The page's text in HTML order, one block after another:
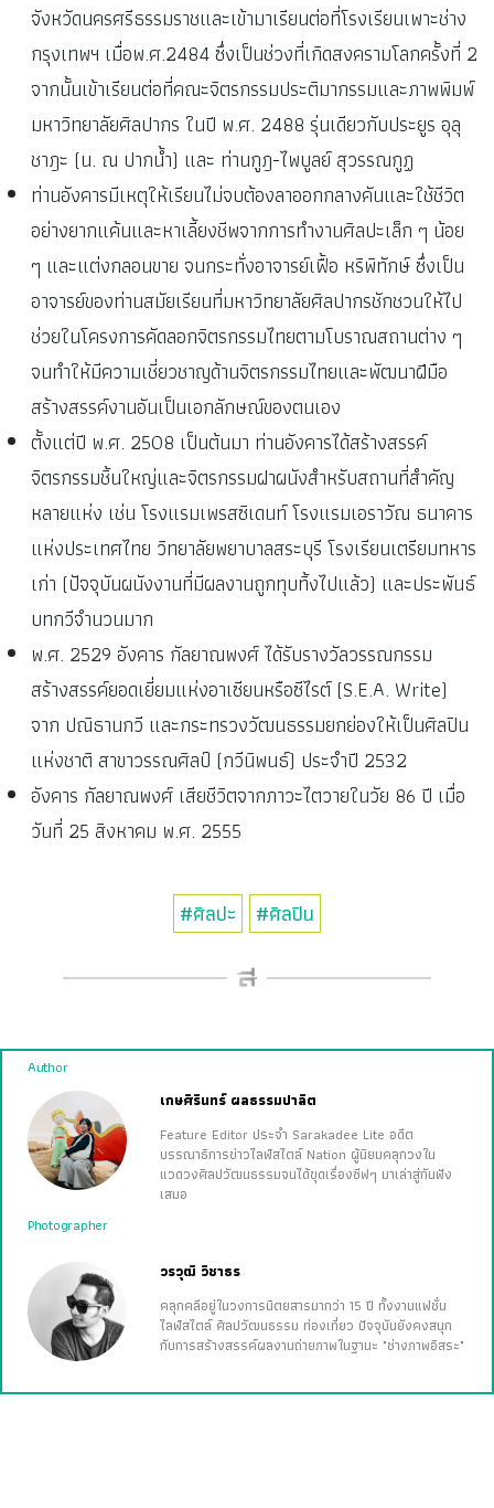
จังหวัดนครศรีธรรมราชและเข้ามาเรียนต่อที่โรงเรียนเพาะช่าง
กรุงเทพฯ เมื่อพ.ศ.2484 ซึ่งเป็นช่วงที่เกิดสงครามโลกครั้งที่ 2
จากนั้นเข้าเรียนต่อที่คณะจิตรกรรมประติมากรรมและภาพพิมพ์
มหาวิทยาลัยศิลปากร ในปี พ.ศ. 2488 รุ่นเดียวกับประยูร อุลุ
ชาฎะ (น. ณ ปากน้ำ) และ ท่านกูฎ-ไพบูลย์ สุวรรณกูฏ
ท่านอังคารมีเหตุให้เรียนไม่จบต้องลาออกกลางคันและใช้ชีวิต
อย่างยากแค้นและหาเลี้ยงชีพจากการทำงานศิลปะเล็ก ๆ น้อย
ๆ และแต่งกลอนขาย จนกระทั่งอาจารย์เฟื้อ หริพิทักษ์ ซึ่งเป็น
อาจารย์ของท่านสมัยเรียนที่มหาวิทยาลัยศิลปากรชักชวนให้ไป
ช่วยในโครงการคัดลอกจิตรกรรมไทยตามโบราณสถานต่าง ๆ
จนทำให้มีความเชี่ยวชาญด้านจิตรกรรมไทยและพัฒนาฝีมือ
สร้างสรรค์งานอันเป็นเอกลักษณ์ของตนเอง
ตั้งแต่ปี พ.ศ. 2508 เป็นต้นมา ท่านอังคารได้สร้างสรรค์
จิตรกรรมชิ้นใหญ่และจิตรกรรมฝาผนังสำหรับสถานที่สำคัญ
หลายแห่ง เช่น โรงแรมเพรสซิเดนท์ โรงแรมเอราวัณ ธนาคาร
แห่งประเทศไทย วิทยาลัยพยาบาลสระบุรี โรงเรียนเตรียมทหาร
เก่า (ปัจจุบันผนังงานที่มีผลงานถูกทุบทิ้งไปแล้ว) และประพันธ์
บทกวีจำนวนมาก
พ.ศ. 2529 อังคาร กัลยาณพงศ์ ได้รับรางวัลวรรณกรรม
สร้างสรรค์ยอดเยี่ยมแห่งอาเซียนหรือซีไรต์ (S.E.A. Write)
จาก ปณิธานกวี และกระทรวงวัฒนธรรมยกย่องให้เป็นศิลปิน
แห่งชาติ สาขาวรรณศิลป์ (กวีนิพนธ์) ประจำปี 2532
อังคาร กัลยาณพงศ์ เสียชีวิตจากภาวะไตวายในวัย 86 ปี เมื่อ
วันที่ 25 สิงหาคม พ.ศ. 2555
#ศิลปะ #ศิลปิน
Author
เกษศิรินทร์ ผลธรรมปาลิต
Feature Editor ประจำ Sarakadee Lite อดีต
บรรณาธิการข่าวไลฟ์สไตล์ Nation ผู้นิยมคลุกวงใน
แวดวงศิลปวัฒนธรรมจนได้ขุดเรื่องซีฟๆ มาเล่าสู่กันฟัง
เสมอ
Photographer
วรวุฒิ วิชาธร
คลุกคลีอยู่ในวงการนิตยสารมากว่า 15 ปี ทั้งงานแฟชั่น
ไลฟ์สไตล์ ศิลปวัฒนธรรม ท่องเที่ยว ปัจจุบันยังคงสนุก
กับการสร้างสรรค์ผลงานถ่ายภาพในฐานะ "ช่างภาพอิสระ"